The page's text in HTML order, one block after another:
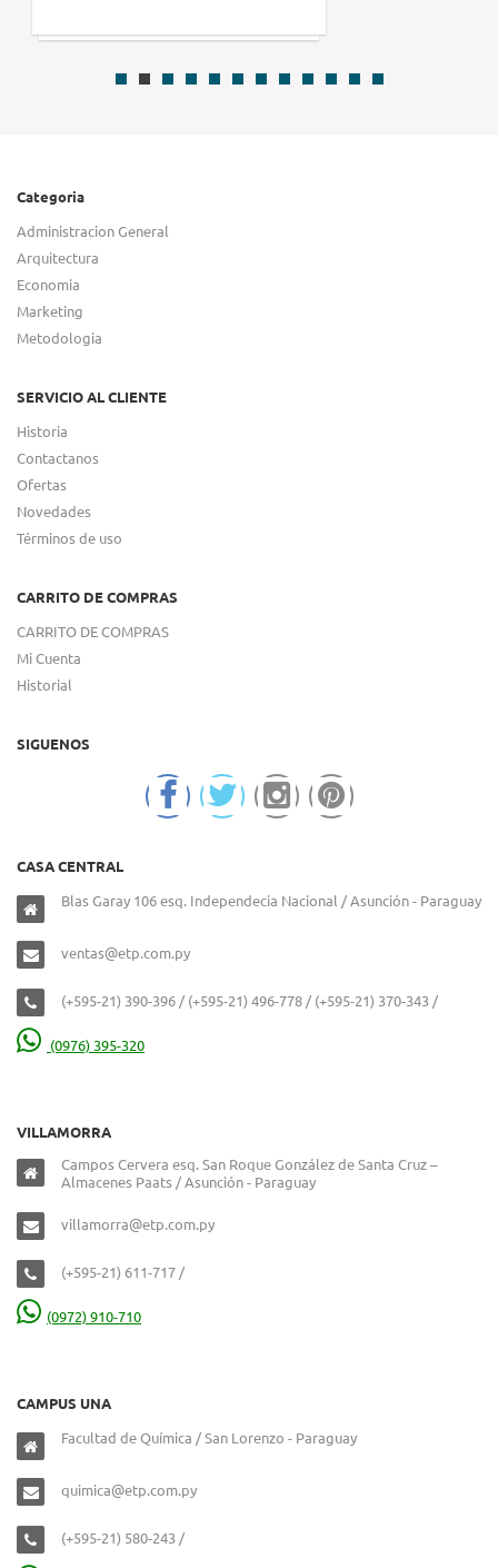
Categoria
Administracion General
Arquitectura
Economia
Marketing
Metodologia
SERVICIO AL CLIENTE
Historia
Contactanos
Ofertas
Novedades
Términos de uso
CARRITO DE COMPRAS
CARRITO DE COMPRAS
Mi Cuenta
Historial
SIGUENOS
CASA CENTRAL
Blas Garay 106 esq. Independecia Nacional / Asunción - Paraguay
ventas@etp.com.py
(+595-21) 390-396 / (+595-21) 496-778 / (+595-21) 370-343 /
(0976) 395-320
VILLAMORRA
Campos Cervera esq. San Roque González de Santa Cruz –
Almacenes Paats / Asunción - Paraguay
villamorra@etp.com.py
(+595-21) 611-717 /
(0972) 910-710
CAMPUS UNA
Facultad de Química / San Lorenzo - Paraguay
quimica@etp.com.py
(+595-21) 580-243 /